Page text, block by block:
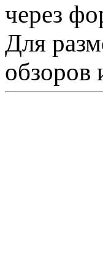
через
Для
обзоров